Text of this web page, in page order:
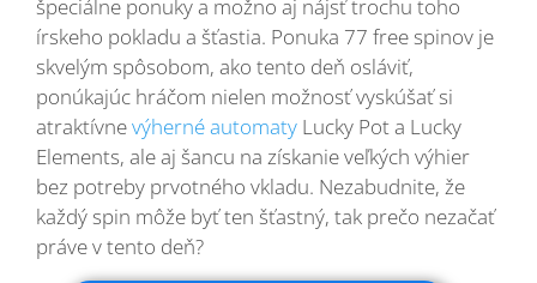
špeciálne ponuky a možno aj nájsť trochu toho
írskeho pokladu a šťastia. Ponuka 77 free spinov je
skvelým spôsobom, ako tento deň osláviť,
ponúkajúc hráčom nielen možnosť vyskúšať si
atraktívnevýherné automaty Lucky Pot a Lucky
Elements, ale aj šancu na získanie veľkých výhier
bez potreby prvotného vkladu. Nezabudnite, že
každý spin môže byť ten šťastný, tak prečo nezačať
práve v tento deň?